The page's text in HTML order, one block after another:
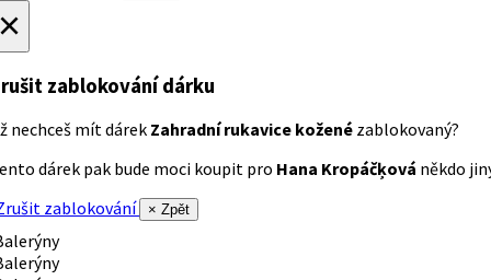
zablokování dárku
nechceš mít dárek Zahradní rukavice kožené zablokovaný?
dárek pak bude moci koupit pro Hana Kropáčķová někdo
zablokování
× Zpět